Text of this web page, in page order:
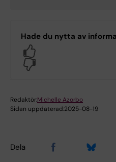
Hade du nytta av
Redaktör:Michelle Azorbo
Sidan uppdaterad:2025-08-19
Dela